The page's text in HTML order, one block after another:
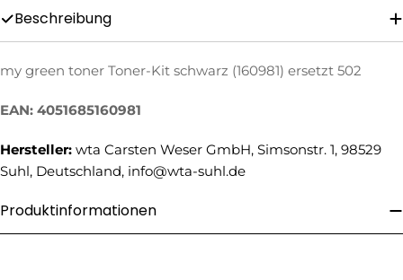
Eine Frage stellen
Ihr
Ihre
Ihre
Telefonnummer
Beschreibung
my green toner Toner-Kit schwarz (160981) ersetzt 502
EAN: 4051685160981
Hersteller: wta Carsten Weser GmbH, Simsonstr. 1, 98529
Suhl, Deutschland, info@wta-suhl.de
Produktinformationen